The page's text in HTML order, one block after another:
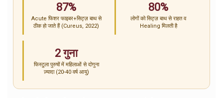
87%
Acute फिशर फाइबर+सिट्ज़ बाथ से
ठीक हो जाते हैं (Cureus, 2022)
80%
लोगों को सिट्ज़ बाथ से राहत व
Healing मिलती है
2 गुना
फिस्टुला पुरुषों में महिलाओं से दोगुना
ज़्यादा (20-40 वर्ष आयु)